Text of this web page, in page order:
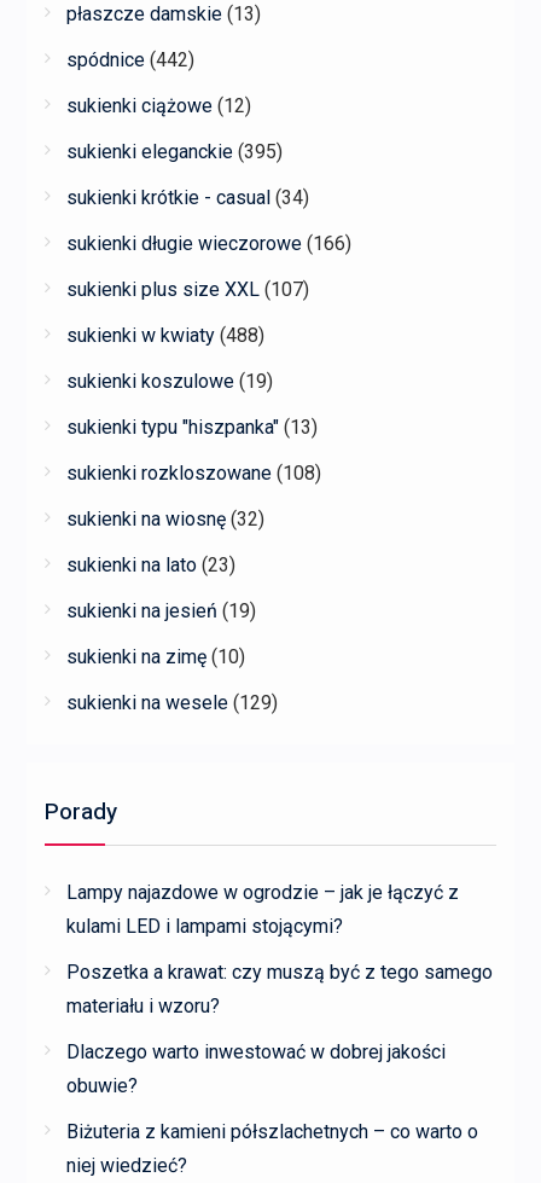
płaszcze damskie (13)
spódnice (442)
sukienki ciążowe (12)
sukienki eleganckie (395)
sukienki krótkie - casual (34)
sukienki długie wieczorowe (166)
sukienki plus size XXL (107)
sukienki w kwiaty (488)
sukienki koszulowe (19)
sukienki typu "hiszpanka" (13)
sukienki rozkloszowane (108)
sukienki na wiosnę (32)
sukienki na lato (23)
sukienki na jesień (19)
sukienki na zimę (10)
sukienki na wesele (129)
Porady
Lampy najazdowe w ogrodzie – jak je łączyć z
kulami LED i lampami stojącymi?
Poszetka a krawat: czy muszą być z tego samego
materiału i wzoru?
Dlaczego warto inwestować w dobrej jakości
obuwie?
Biżuteria z kamieni półszlachetnych – co warto o
niej wiedzieć?